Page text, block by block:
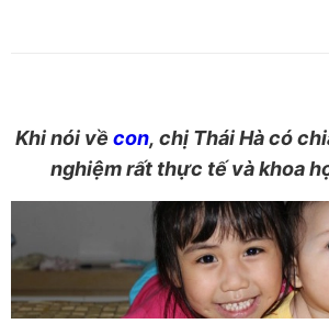
Khi nói về con, chị Thái Hà có
nghiệm rất thực tế và khoa